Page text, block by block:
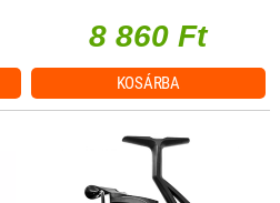
8 860 Ft
KOSÁRBA